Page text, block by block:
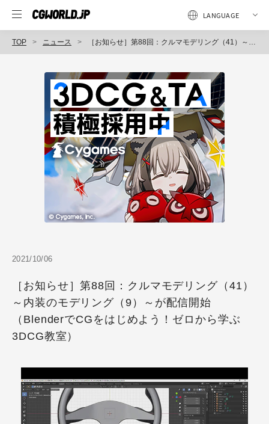
TOP ニュース ［お知らせ］第88回：クルマモデリング（41）～内装のモデリング（9）～が配信開始（BlenderでCGをはじめよう！ゼロから学ぶ3DCG教室）
2021/10/06
［お知らせ］第88回：クルマモデリング（41）
～内装のモデリング（9）～が配信開始
（BlenderでCGをはじめよう！ゼロから学ぶ
3DCG教室）